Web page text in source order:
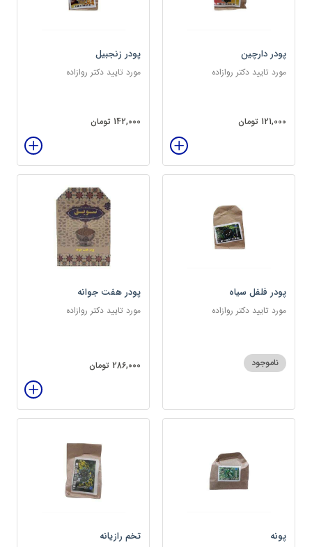
پودر دارچین
مورد تایید دکتر روازاده
121,000 تومان
پودر زنجبیل
مورد تایید دکتر روازاده
142,000 تومان
پودر فلفل سیاه
مورد تایید دکتر روازاده
ناموجود
پودر هفت جوانه
مورد تایید دکتر روازاده
286,000 تومان
پونه تخم رازیانه